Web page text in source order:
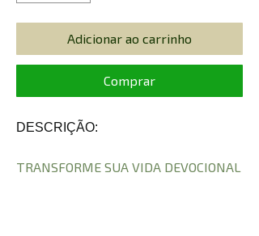
Adicionar ao carrinho
Comprar
DESCRIÇÃO:
TRANSFORME SUA VIDA DEVOCIONAL